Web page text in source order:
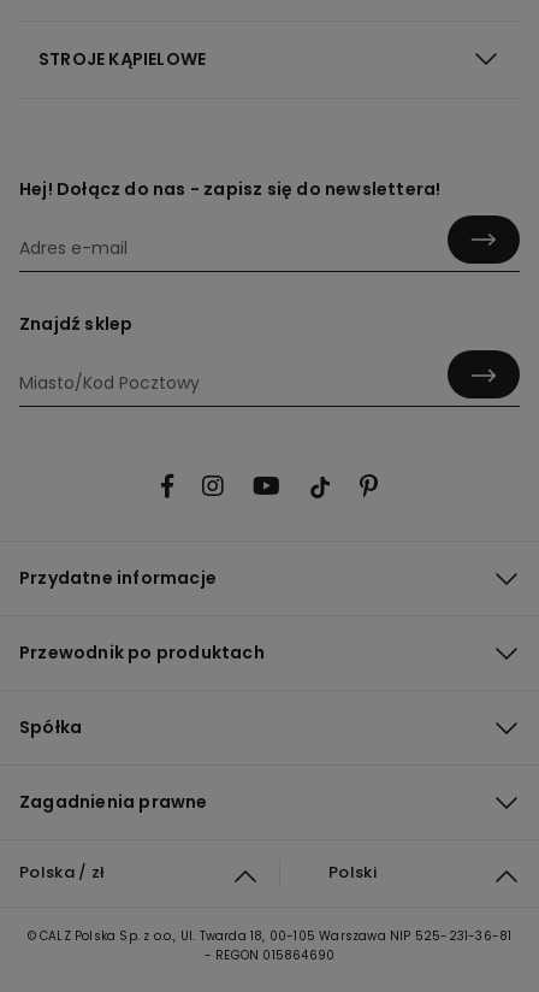
STROJE KĄPIELOWE
Hej! Dołącz do nas - zapisz się do newslettera!
Znajdź sklep
Przydatne informacje
Przewodnik po produktach
Spółka
Zagadnienia prawne
Polska / zł Polski
© CALZ Polska Sp. z o.o., Ul. Twarda 18, 00-105 Warszawa NIP 525-231-36-81
- REGON 015864690